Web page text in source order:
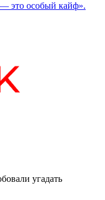
это особый кайф».
угадать